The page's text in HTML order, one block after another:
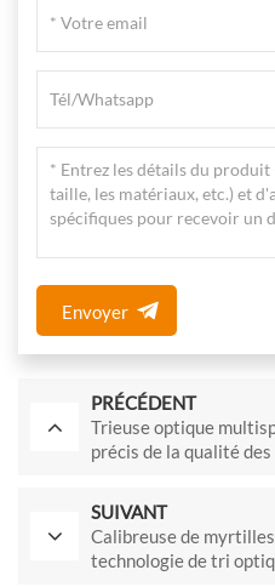
Envoyer
PRÉCÉDENT
Trieuse optique
précis de la qualité
SUIVANT
Calibreuse de
technologie de tri